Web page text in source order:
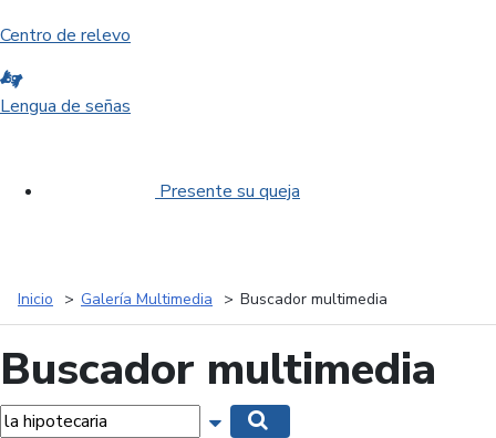
Centro de relevo
Lengua de señas
Presente su queja
Inicio Galería Multimedia Buscador multimedia
Buscador multimedia
Mostrar opciones de búsqueda